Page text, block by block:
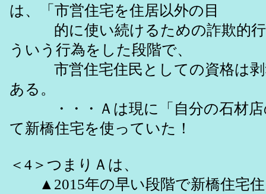
は、「市営住宅を住居以外の目
的に使い続けるための詐欺的行
ういう行為をした段階で、
市営住宅住民としての資格は剥
ある。
・・・Ａは現に「自分の石材店
て新橋住宅を使っていた！
＜4＞つまりＡは、
▲2015年の早い段階で新橋住宅住